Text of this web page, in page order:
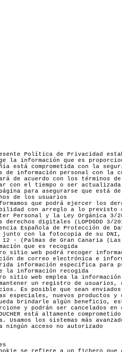
Política de Privacidad
la información que es
está comprometida con la
de información personal con la
de acuerdo con los términos
con el tiempo o ser actualizada
para asegurarse que está
de los usuarios
que podrá ejercer los
con arreglo a lo previsto
Personal y la Ley Orgánica 3/
derechos digitales (LOPDGDD 3/
Española de Protección de
con la fotocopia de su DNI,
12 - (Palmas de Gran Canaria
que es recogida
sitio web podrá recoger
de correo electrónica e
información específica para
la información recogida
sitio web emplea la
un registro de usuarios,
Es posible que sean
especiales, nuevos productos
brindarle algún beneficio,
y podrán ser cancelados en
está altamente
Usamos los sistemas más
ningún acceso no autorizado